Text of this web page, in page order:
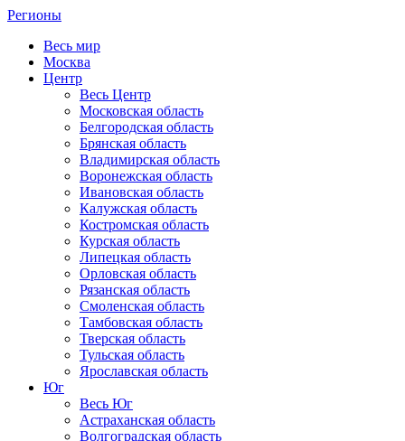
Регионы
Весь мир
Москва
Центр
Весь Центр
Московская область
Белгородская область
Брянская область
Владимирская область
Воронежская область
Ивановская область
Калужская область
Костромская область
Курская область
Липецкая область
Орловская область
Рязанская область
Смоленская область
Тамбовская область
Тверская область
Тульская область
Ярославская область
Юг
Весь Юг
Астраханская область
Волгоградская область